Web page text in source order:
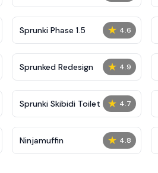
★ 4.6
Sprunki Phase 1.5
★ 4.9
Sprunked Redesign
★ 4.7
Sprunki Skibidi Toilet
★ 4.8
Ninjamuffin